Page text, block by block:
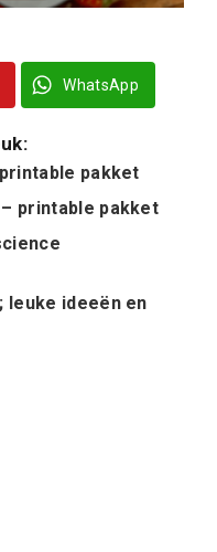
WhatsApp
pakket
printable pakket
ideeën en